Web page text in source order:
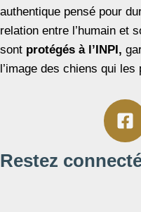
authentique pensé pour
relation entre l’humain et
sont protégés à l’INPI,
l’image des chiens qui les
Restez